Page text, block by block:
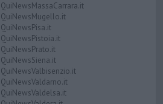
QuiNewsMassaCarrara.it
QuiNewsMugello.it
QuiNewsPisa.it
QuiNewsPistoia.it
QuiNewsPrato.it
QuiNewsSiena.it
QuiNewsValbisenzio.it
QuiNewsValdarno.it
QuiNewsValdelsa.it